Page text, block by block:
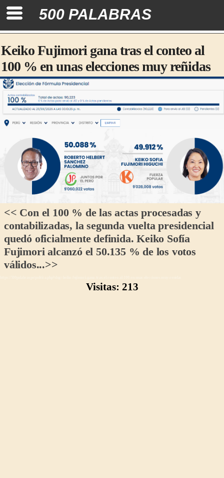
500 PALABRAS
Keiko Fujimori gana tras el conteo al
100 % en unas elecciones muy reñidas
<< Con el 100 % de las actas procesadas y
contabilizadas, la segunda vuelta presidencial
quedó oficialmente definida. Keiko Sofía
Fujimori alcanzó el 50.135 % de los votos
válidos...>>
Visitas: 213